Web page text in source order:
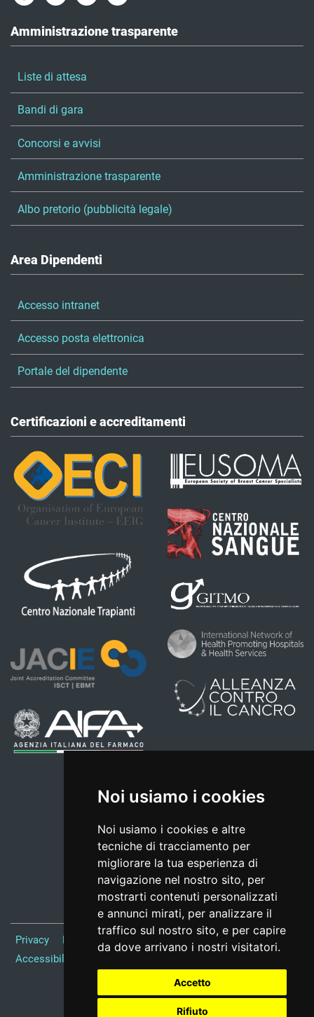
Noi usiamo i cookies
Noi usiamo i cookies e altre
tecniche di tracciamento per
migliorare la tua esperienza di
navigazione nel nostro sito, per
mostrarti contenuti personalizzati
e annunci mirati, per analizzare il
traffico sul nostro sito, e per capire
da dove arrivano i nostri visitatori.
Accetto
Rifiuto
Amministrazione trasparente
Liste di attesa
Bandi di gara
Concorsi e avvisi
Amministrazione trasparente
Albo pretorio (pubblicità legale)
Area Dipendenti
Accesso intranet
Accesso posta elettronica
Portale del dipendente
Certificazioni e accreditamenti
Privacy Note Legali Responsabile del sito
Credits
Accessibilità
Realizzato da